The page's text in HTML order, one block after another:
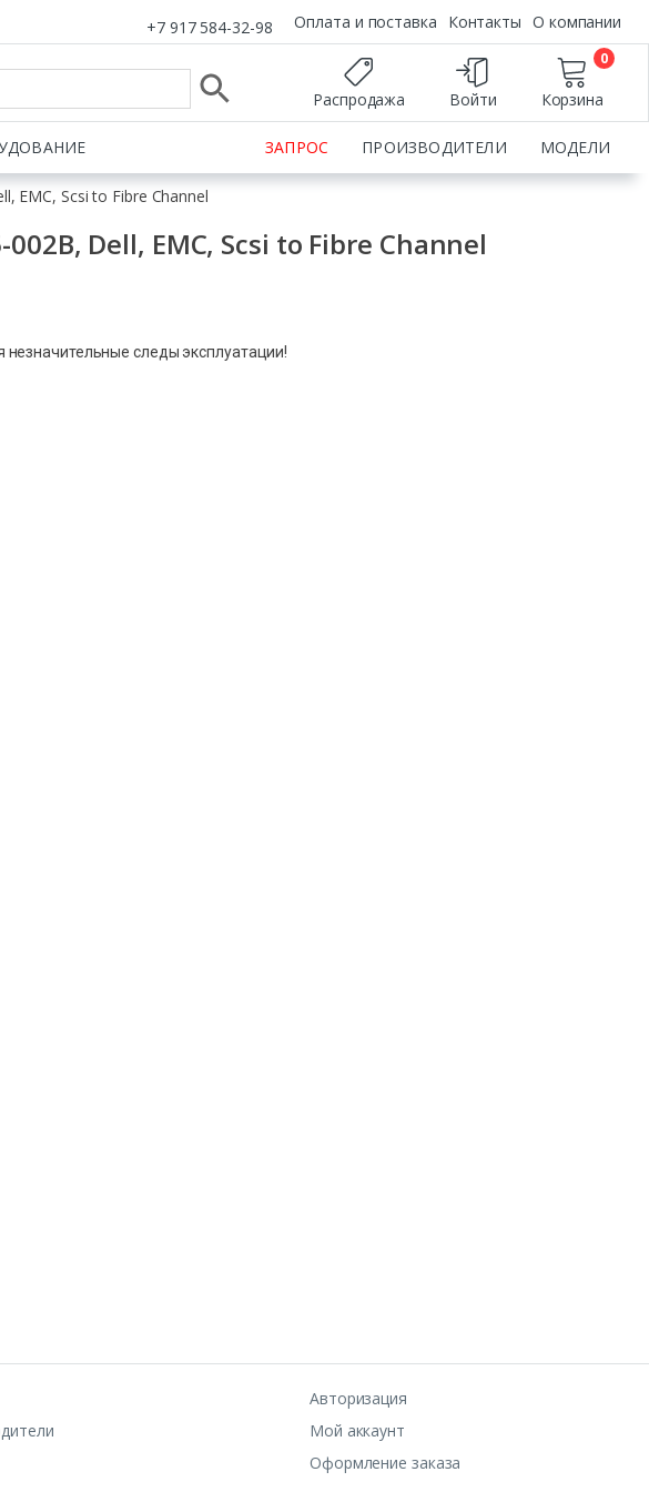
+7 917 584-32-98 Оплата и поставка Контакты О компании
Распродажа Войти Корзина
0
ЗАПРОС ПРОИЗВОДИТЕЛИ МОДЕЛИ
EMC, Scsi to Fibre Channel
Dell, EMC, Scsi to Fibre Channel
незначительные следы эксплуатации!
Авторизация
Мой аккаунт
Оформление заказа